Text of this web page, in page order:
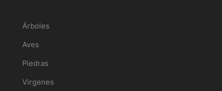
Árboles
Aves
Piedras
Virgenes